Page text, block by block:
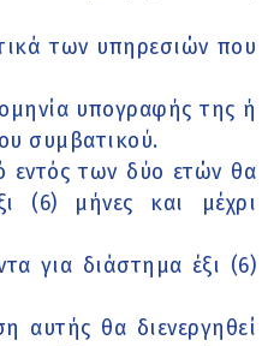
των υπηρεσιών που
υπογραφής της ή
συμβατικού.
εντός των δύο ετών θα
(6) μήνες και μέχρι
για διάστημα έξι (6)
αυτής θα διενεργηθεί